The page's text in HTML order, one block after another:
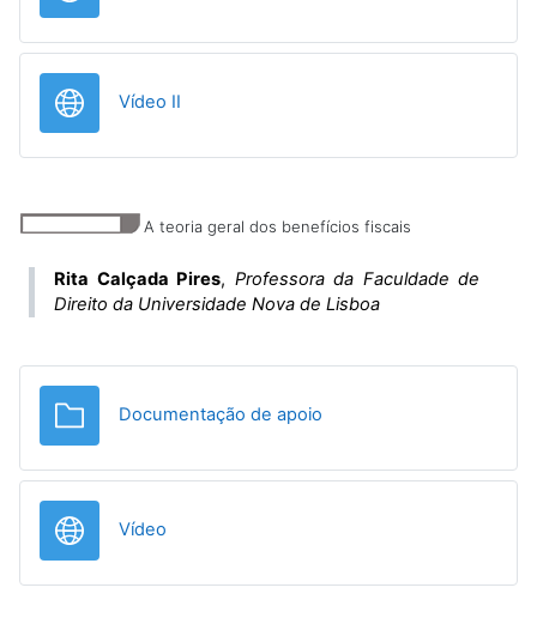
Vídeo II
A teoria geral dos benefícios fiscais
Rita Calçada Pires, Professora da Faculdade de
Direito da Universidade Nova de Lisboa
Documentação de apoio
Vídeo